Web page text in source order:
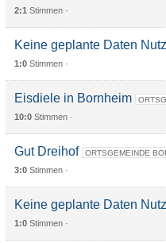
2:1 Stimmen ·
Keine geplante Daten
1:0Stimmen ·
Eisdiele in Bornheim
10:0Stimmen ·
Gut Dreihof ORTSGEMEINDE
3:0Stimmen ·
Keine geplante Daten
1:0Stimmen ·